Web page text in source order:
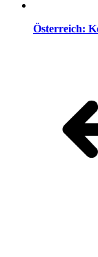
Österreich: